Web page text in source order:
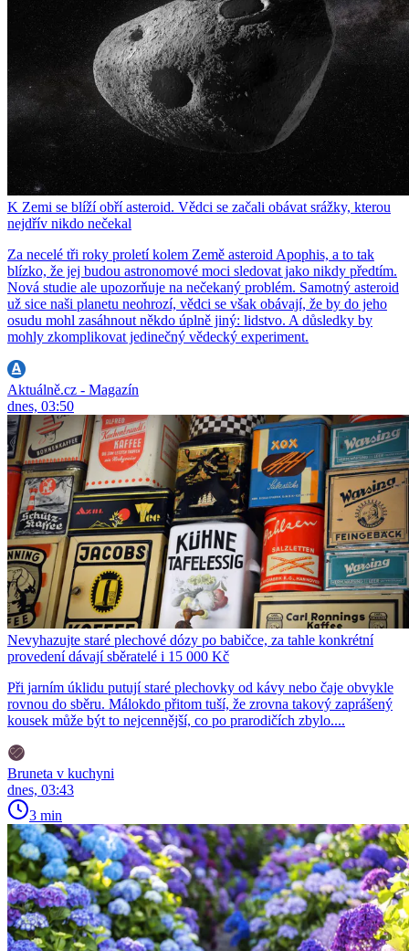
K Zemi se blíží obří asteroid. Vědci se začali obávat srážky, kterou
nejdřív nikdo nečekal
Za necelé tři roky proletí kolem Země asteroid Apophis, a to tak
blízko, že jej budou astronomové moci sledovat jako nikdy předtím.
Nová studie ale upozorňuje na nečekaný problém. Samotný asteroid
už sice naši planetu neohrozí, vědci se však obávají, že by do jeho
osudu mohl zasáhnout někdo úplně jiný: lidstvo. A důsledky by
mohly zkomplikovat jedinečný vědecký experiment.
Aktuálně.cz - Magazín
dnes, 03:50
Nevyhazujte staré plechové dózy po babičce, za tahle konkrétní
provedení dávají sběratelé i 15 000 Kč
Při jarním úklidu putují staré plechovky od kávy nebo čaje obvykle
rovnou do sběru. Málokdo přitom tuší, že zrovna takový zaprášený
kousek může být to nejcennější, co po prarodičích zbylo....
Bruneta v kuchyni
dnes, 03:43
3 min